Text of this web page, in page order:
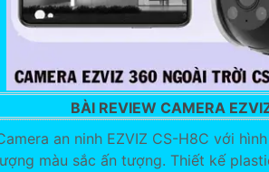
BÀI REVIEW CAMERA
an ninh EZVIZ CS-H8C với
màu sắc ấn tượng. Thiết kế